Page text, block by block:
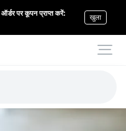
पर कूपन प्राप्त करें:
खुला